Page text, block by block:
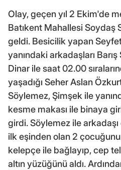
Olay, geçen yıl 2 Ekim'de
Batıkent Mahallesi Soydaş
geldi. Besicilik yapan
yanındaki arkadaşları
Dinar ile saat 02.00
yaşadığı Seher Aslan
Söylemez, Şimşek ile
kesme makası ile binaya
girdi. Söylemez ile
ilk eşinden olan 2
kelepçe ile bağlayıp, cep
altın yüzüğünü aldı.